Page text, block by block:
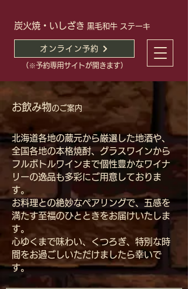
炭火焼・いしざき 黒毛和牛 ステーキ
オンライン予約
（※予約専用サイトが開きます）
お飲み物のご案内
北海道各地の蔵元から厳選した地酒や、
全国各地の本格焼酎、グラスワインから
フルボトルワインまで個性豊かなワイナ
リーの逸品も多彩にご用意しておりま
す。
お料理との絶妙なペアリングで、五感を
満たす至福のひとときをお届けいたしま
す。
心ゆくまで味わい、くつろぎ、特別な時
間をお過ごしいただけましたら幸いで
す。